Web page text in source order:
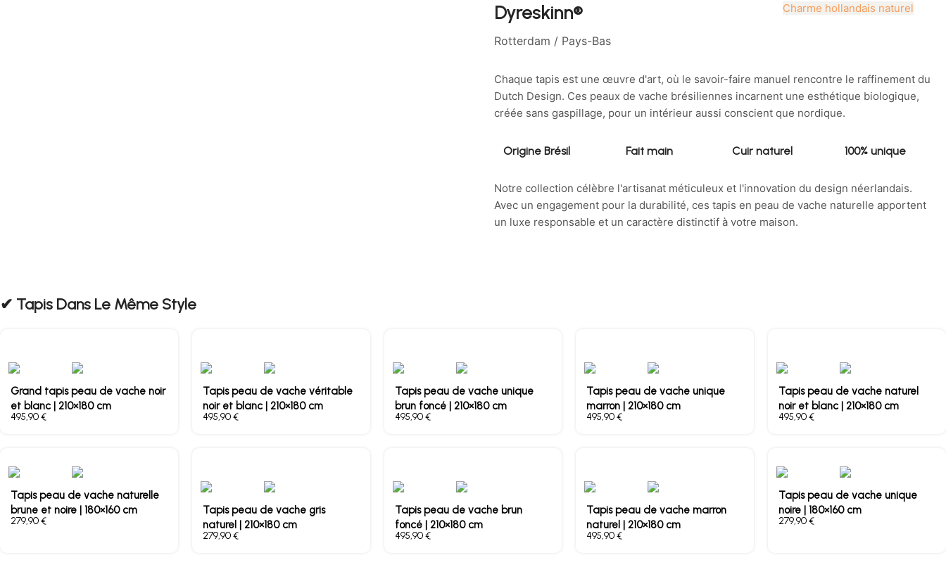
Dyreskinn®
Rotterdam / Pays-Bas
Charme hollandais naturel
Chaque tapis est une œuvre d'art, où le savoir-faire manuel rencontre le raffinement du
Dutch Design. Ces peaux de vache brésiliennes incarnent une esthétique biologique,
créée sans gaspillage, pour un intérieur aussi conscient que nordique.
Origine Brésil Fait main Cuir naturel 100% unique
Notre collection célèbre l'artisanat méticuleux et l'innovation du design néerlandais.
Avec un engagement pour la durabilité, ces tapis en peau de vache naturelle apportent
un luxe responsable et un caractère distinctif à votre maison.
✔︎ Tapis Dans Le Même Style
Grand tapis peau de vache noir
et blanc | 210×180 cm
€
Tapis peau de vache véritable
noir et blanc | 210×180 cm
€
Tapis peau de vache unique
brun foncé | 210×180 cm
€
Tapis peau de vache unique
marron | 210×180 cm
€
Tapis peau de vache naturel
noir et blanc | 210×180 cm
€
Tapis peau de vache naturelle
brune et noire | 180×160 cm
€
Tapis peau de vache gris
naturel | 210×180 cm
€
Tapis peau de vache brun
foncé | 210×180 cm
€
Tapis peau de vache marron
naturel | 210×180 cm
€
Tapis peau de vache unique
noire | 180×160 cm
€